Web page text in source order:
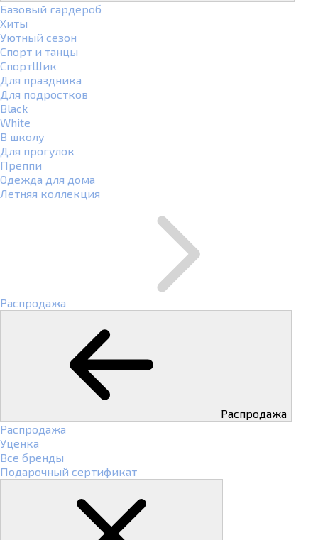
Базовый гардероб
Хиты
Уютный сезон
Спорт и танцы
СпортШик
Для праздника
Для подростков
Black
White
В школу
Для прогулок
Преппи
Одежда для дома
Летняя коллекция
Распродажа
Распродажа
Распродажа
Уценка
Все бренды
Подарочный сертификат